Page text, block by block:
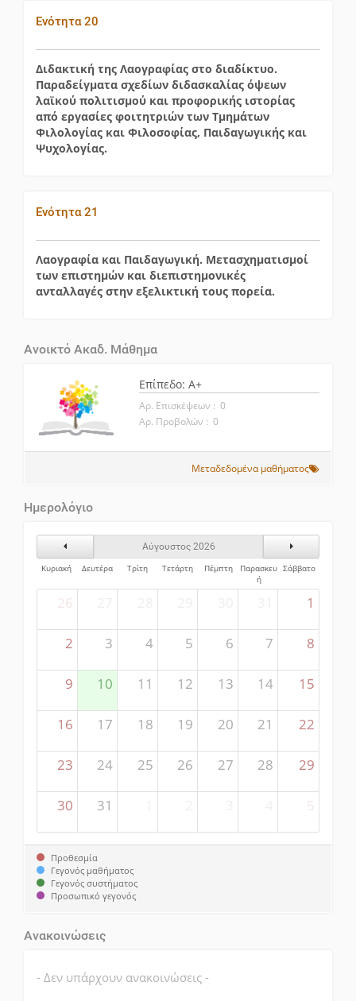
Ενότητα 20
Διδακτική της Λαογραφίας στο διαδίκτυο.
Παραδείγματα σχεδίων διδασκαλίας όψεων
λαϊκού πολιτισμού και προφορικής ιστορίας
από εργασίες φοιτητριών των Τμημάτων
Φιλολογίας και Φιλοσοφίας, Παιδαγωγικής και
Ψυχολογίας.
Ενότητα 21
Λαογραφία και Παιδαγωγική. Μετασχηματισμοί
των επιστημών και διεπιστημονικές
ανταλλαγές στην εξελικτική τους πορεία.
Ανοικτό Ακαδ. Μάθημα
Επίπεδο: A+
Αρ. Επισκέψεων : 0
Αρ. Προβολών : 0
Μεταδεδομένα μαθήματος
Ημερολόγιο
Προηγούμενος ΜήναςΑύγουστος 2026
Επόμενος
Κυριακή
Δευτέρα Τρίτη Τετάρτη Πέμπτη
Παρασκευ
ή
Σάββατο
26 1
2 3 4 5 6 7 8
9 10 11 12 13 14 15
16 17 18 19 20 21 22
23 24 25 26 27 28 29
30 31 5
Προθεσμία
Γεγονός μαθήματος
Γεγονός συστήματος
Προσωπικό γεγονός
Ανακοινώσεις
- Δεν υπάρχουν ανακοινώσεις -